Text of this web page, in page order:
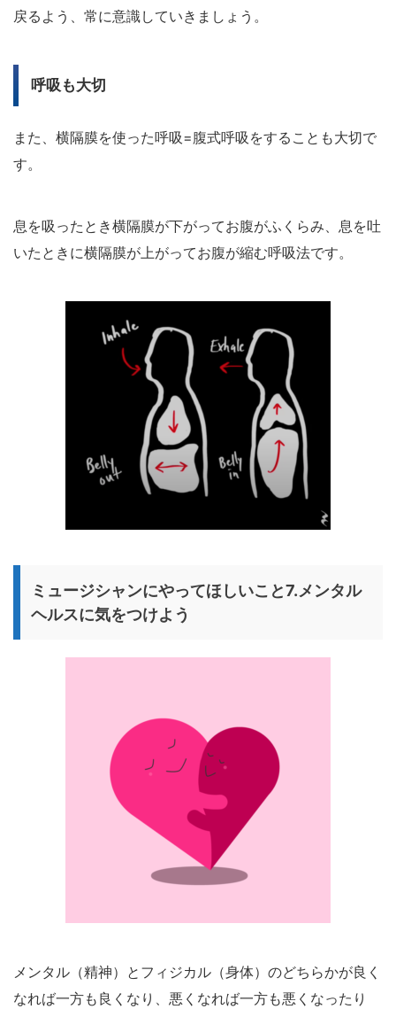
戻るよう、常に意識していきましょう。
呼吸も大切
また、横隔膜を使った呼吸=腹式呼吸をすることも大切で
す。
息を吸ったとき横隔膜が下がってお腹がふくらみ、息を吐
いたときに横隔膜が上がってお腹が縮む呼吸法です。
ミュージシャンにやってほしいこと7.メンタル
ヘルスに気をつけよう
メンタル（精神）とフィジカル（身体）のどちらかが良く
なれば一方も良くなり、悪くなれば一方も悪くなったり